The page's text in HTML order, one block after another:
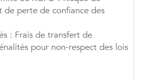
de perte de confiance des
: Frais de transfert de
pour non-respect des lois